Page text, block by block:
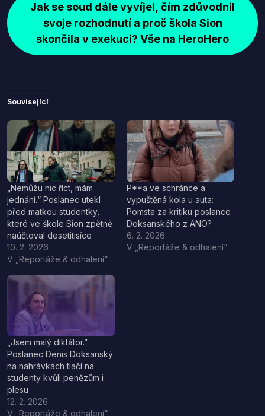
Jak se soud dále vyvíjel, čím zdůvodnil
svoje rozhodnutí a proč škola Sion
skončila v exekuci? Vše na HeroHero
Související
„Nemůžu nic říct, mám
jednání.“ Poslanec utekl
před matkou studentky,
které ve škole Sion zpětně
naúčtoval desetitisíce
10. 2. 2026
V „Reportáže & odhalení“
P**a ve schránce a
vypuštěná kola u auta:
Pomsta za kritiku poslance
Doksanského z ANO?
6. 2. 2026
V „Reportáže & odhalení“
„Jsem malý diktátor.”
Poslanec Denis Doksanský
na nahrávkách tlačí na
studenty kvůli penězům i
plesu
12. 2. 2026
V „Reportáže & odhalení“